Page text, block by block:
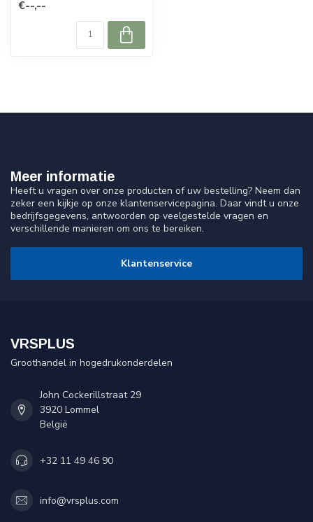
€--,--
Meer informatie
Heeft u vragen over onze producten of uw bestelling? Neem dan
zeker een kijkje op onze klantenservicepagina. Daar vindt u onze
bedrijfsgegevens, antwoorden op veelgestelde vragen en
verschillende manieren om ons te bereiken.
Klantenservice
VRSPLUS
Groothandel in hogedrukonderdelen
John Cockerillstraat 29
3920 Lommel
België
+32 11 49 46 90
info@vrsplus.com